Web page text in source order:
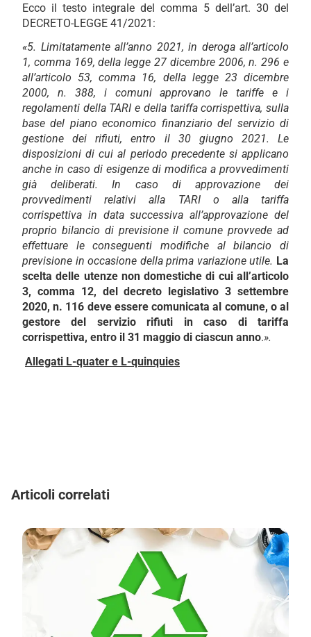
Ecco il testo integrale del comma 5 dell’art. 30 del
DECRETO-LEGGE 41/2021:
«5. Limitatamente all’anno 2021, in deroga all’articolo
1, comma 169, della legge 27 dicembre 2006, n. 296 e
all’articolo 53, comma 16, della legge 23 dicembre
2000, n. 388, i comuni approvano le tariffe e i
regolamenti della TARI e della tariffa corrispettiva, sulla
base del piano economico finanziario del servizio di
gestione dei rifiuti, entro il 30 giugno 2021. Le
disposizioni di cui al periodo precedente si applicano
anche in caso di esigenze di modifica a provvedimenti
già deliberati. In caso di approvazione dei
provvedimenti relativi alla TARI o alla tariffa
corrispettiva in data successiva all’approvazione del
proprio bilancio di previsione il comune provvede ad
effettuare le conseguenti modifiche al bilancio di
previsione in occasione della prima variazione utile. La
scelta delle utenze non domestiche di cui all’articolo
3, comma 12, del decreto legislativo 3 settembre
2020, n. 116 deve essere comunicata al comune, o al
gestore del servizio rifiuti in caso di tariffa
corrispettiva, entro il 31 maggio di ciascun anno.».
Allegati L-quater e L-quinquies
Articoli correlati